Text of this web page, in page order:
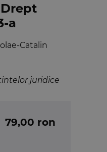
a
juridice
Catalin
79,00 ron